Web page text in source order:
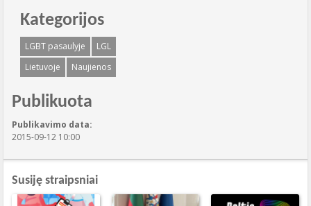
Kategorijos
LGBT pasaulyje
LGL
Lietuvoje
Naujienos
Publikuota
Publikavimo data:
2015-09-12 10:00
Susiję straipsniai